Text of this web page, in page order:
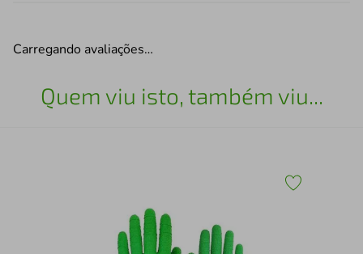
Carregando avaliações…
Quem viu isto, também viu...